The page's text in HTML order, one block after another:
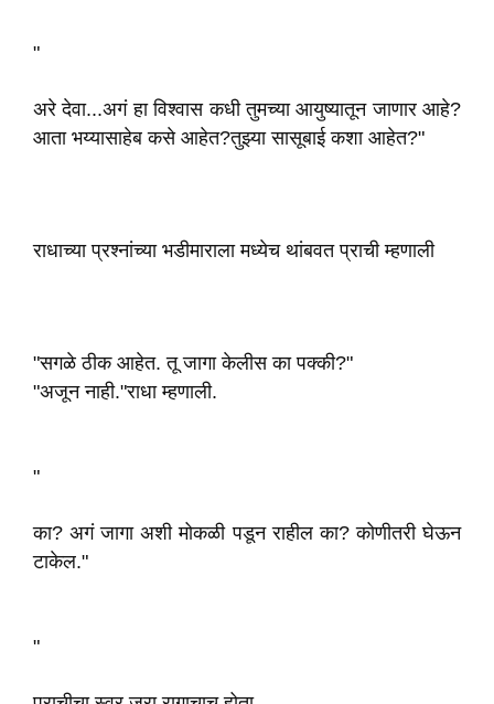
"
अरे देवा...अगं हा विश्वास कधी तुमच्या आयुष्यातून जाणार आहे?
आता भय्यासाहेब कसे आहेत?तुझ्या सासूबाई कशा आहेत?"
राधाच्या प्रश्नांच्या भडीमाराला मध्येच थांबवत प्राची म्हणाली
"सगळे ठीक आहेत. तू जागा केलीस का पक्की?"
"अजून नाही."राधा म्हणाली.
"
का? अगं जागा अशी मोकळी पडून राहील का? कोणीतरी घेऊन
टाकेल."
"